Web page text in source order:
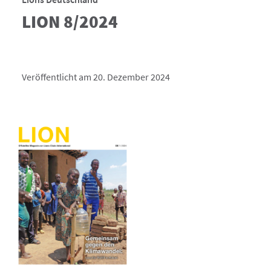
LION 8/2024
Veröffentlicht am 20. Dezember 2024